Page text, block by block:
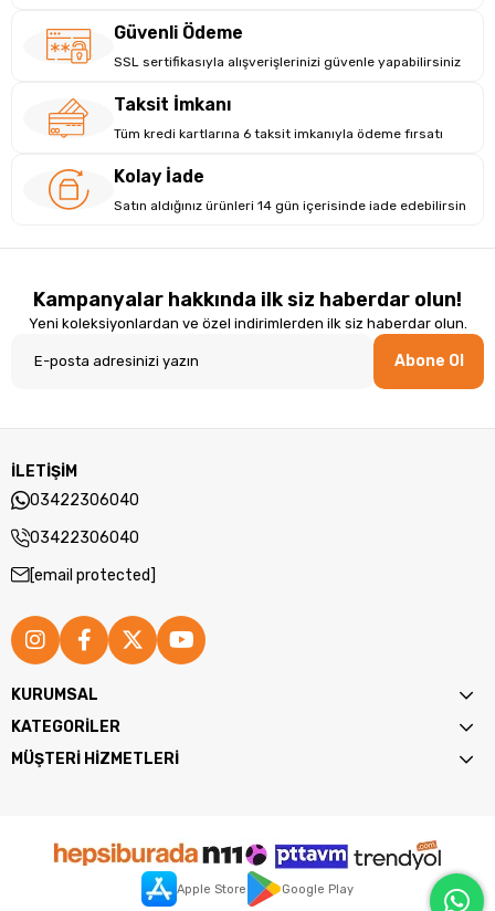
Güvenli Ödeme
SSL sertifikasıyla alışverişlerinizi güvenle yapabilirsiniz
Taksit İmkanı
Tüm kredi kartlarına 6 taksit imkanıyla ödeme fırsatı
Kolay İade
Satın aldığınız ürünleri 14 gün içerisinde iade edebilirsin
Kampanyalar hakkında ilk siz haberdar olun!
Yeni koleksiyonlardan ve özel indirimlerden ilk siz haberdar olun.
Abone Ol
İLETİŞİM
03422306040
03422306040
[email protected]
KURUMSAL
KATEGORİLER
MÜŞTERİ HİZMETLERİ
Apple Store Google Play